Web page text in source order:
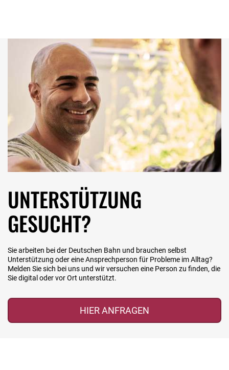
UNTERSTÜTZUNG
GESUCHT?
Sie arbeiten bei der Deutschen Bahn und brauchen selbst
Unterstützung oder eine Ansprechperson für Probleme im Alltag?
Melden Sie sich bei uns und wir versuchen eine Person zu finden, die
Sie digital oder vor Ort unterstützt.
HIER ANFRAGEN